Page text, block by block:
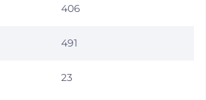
406
491
23